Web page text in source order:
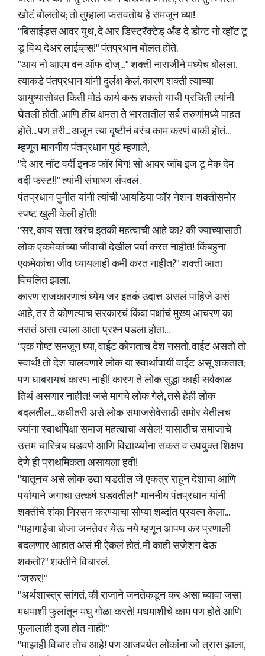
खोटं बोलतोय; तो तुम्हाला फसवतोय हे समजून घ्या!
"बिसाईड्स आवर युथ, दे आर डिस्ट्रॅक्टेड् अँड दे डोन्ट नो व्हॉट टू
डू विथ देअर लाईव्ह्स!" पंतप्रधान बोलत होते.
"‌आय नो आएम वन ऑफ दोज्..." शक्ती नाराजीने मध्येच बोलला.
त्याकडे पंतप्रधान यांनी दुर्लक्ष केलं. कारण शक्ती त्याच्या
आयुष्यासोबत किती मोठं कार्य करू शकतो याची प्रचिती त्यांनी
घेतली होती. आणि हीच क्षमता ते भारतातील सर्व तरुणांमध्ये पाहत
होते... पण तरी... अजून त्या दृष्टीनं बरंच काम करणं बाकी होतं...
म्हणून माननीय पंतप्रधान पुढं म्हणाले,
"‌दे आर नॉट वर्दी इनफ फॉर बिग! सो आवर जॉब इज टू मेक देम
वर्दी फस्ट!!" त्यांनी संभाषण संपवलं.
पंतप्रधान पुनीत यांनी त्यांची 'आयडिया फॉर नेशन' शक्तीसमोर
स्पष्ट खुली केली होती!
"सर, काय सत्ता खरंच इतकी महत्वाची आहे का? की ज्याच्यासाठी
लोक एकमेकांच्या जीवाची देखील पर्वा करत नाहीत! किंबहुना
एकमेकांचा जीव घ्यायलाही कमी करत नाहीत?" शक्ती आता
विचलित झाला.
कारण राजकारणाचं ध्येय जर इतकं उदात्त असलं पाहिजे असं
आहे, तर ते कोणत्याच सरकारचं किंवा पक्षांचं मुख्य आचरण का
नसतं असा त्याला आता प्रश्न पडला होता...
"एक गोष्ट समजून घ्या, वाईट कोणताच देश नसतो. वाईट असतो तो
स्वार्थ! तो देश चालवणारे लोक या स्वार्थापायी वाईट असू शकतात;
पण घाबरायचं कारण नाही! कारण ते लोक सुद्धा काही सर्वकाळ
तिथं असणार नाहीत! जसे मागचे लोक गेले, तसे हेही लोक
बदलतील... कधीतरी असे लोक समाजसेवेसाठी समोर येतीलच
ज्यांना स्वार्थापेक्षा समाज महत्वाचा असेल! यासाठीच समाजाचे
उत्तम चारित्र्य घडवणे आणि विद्यार्थ्यांना सकस व उपयुक्त शिक्षण
देणे ही प्राथमिकता असायला हवी!
"यातूनच असे लोक उद्या घडतील जे एकत्र राहून देशाचा आणि
पर्यायाने जगाचा उत्कर्ष घडवतील!" माननीय पंतप्रधान यांनी
शक्तीचे शंका निरसन करण्याचा सोप्या शब्दांत प्रयत्न केला...
"महागाईचा बोजा जनतेवर येऊ नये म्हणून आपण कर प्रणाली
बदलणार आहात असं मी ऐकलं होतं. मी काही सजेशन देऊ
शकतो?" शक्तीने विचारलं.
"जरूर!"
"अर्थशास्त्र सांगतं, की राजाने जनतेकडून कर असा घ्यावा जसा
मधमाशी फुलांतून मधु गोळा करते! मधमाशीचे काम पण होते आणि
फुलालाही इजा होत नाही!"
"माझाही विचार तोच आहे! पण आजपर्यंत लोकांना जो त्रास झाला,